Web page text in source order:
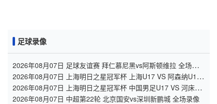
足球录像
2026年08月07日 足球友谊赛 拜仁慕尼黑vs阿斯顿维拉 全场录
像
2026年08月07日 上海明日之星冠军杯 上海U17 VS 阿森纳U17
全场录像
2026年08月07日 上海明日之星冠军杯 中国男足U17 VS 河床
U17 全场录像
2026年08月07日 中超第22轮 北京国安vs深圳新鹏城 全场录像